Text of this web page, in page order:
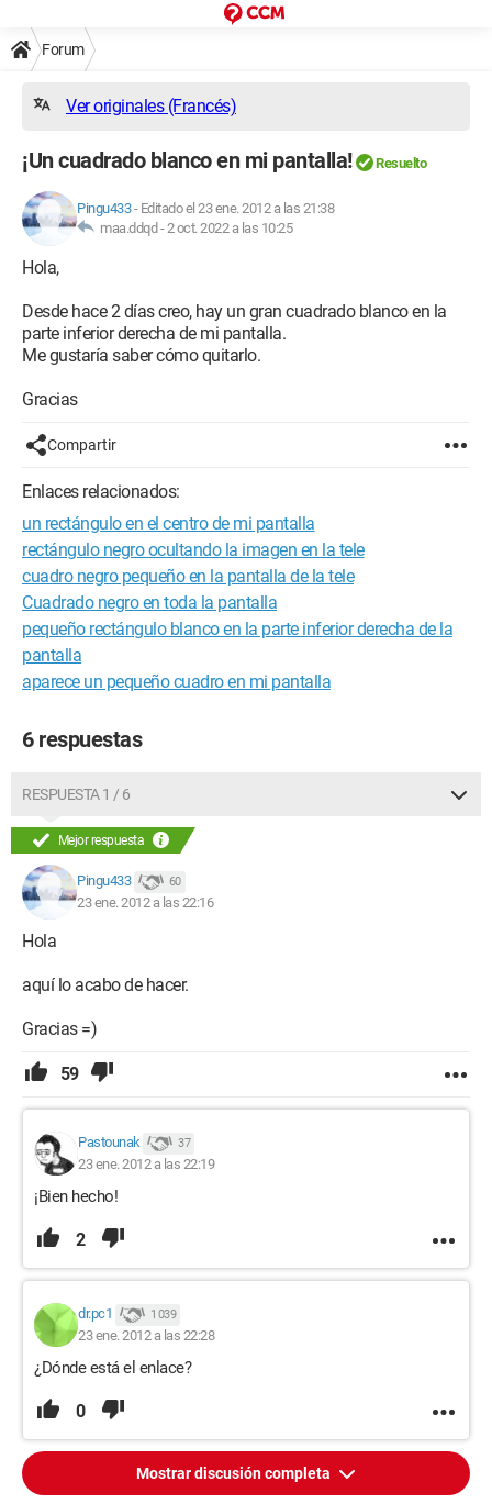
Forum
Ver originales (Francés)
¡Un cuadrado blanco en mi pantalla! Resuelto
Pingu433- Editado el 23 ene. 2012 a las 21:38
maa.ddqd -2 oct. 2022 a las 10:25
Hola,
Desde hace 2 días creo, hay un gran cuadrado blanco en la
parte inferior derecha de mi pantalla.
Me gustaría saber cómo quitarlo.
Gracias
Compartir
Enlaces relacionados:
un rectángulo en el centro de mi pantalla
rectángulo negro ocultando la imagen en la tele
cuadro negro pequeño en la pantalla de la tele
Cuadrado negro en toda la pantalla
pequeño rectángulo blanco en la parte inferior derecha de la
pantalla
aparece un pequeño cuadro en mi pantalla
6 respuestas
RESPUESTA 1 / 6
Mejor respuesta
Pingu433 60
23 ene. 2012 a las 22:16
Hola
aquí lo acabo de hacer.
Gracias =)
59
Pastounak 37
23 ene. 2012 a las 22:19
¡Bien hecho!
2
dr.pc1 1 039
23 ene. 2012 a las 22:28
¿Dónde está el enlace?
0
Mostrar discusión completa